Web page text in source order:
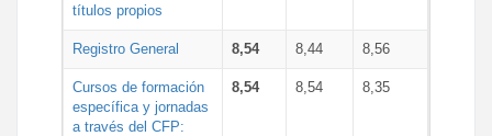
títulos propios
Registro General 8,54 8,44 8,56
Cursos de formación
específica y jornadas
a través del CFP:
8,54 8,54 8,35